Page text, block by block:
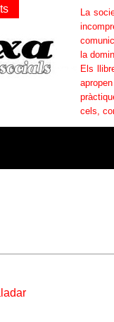
La
la
Els
cels,